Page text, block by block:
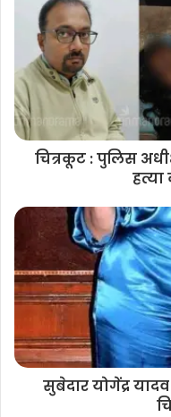
चित्रकूट : पुलिस
सुबेदार योगेंद्र